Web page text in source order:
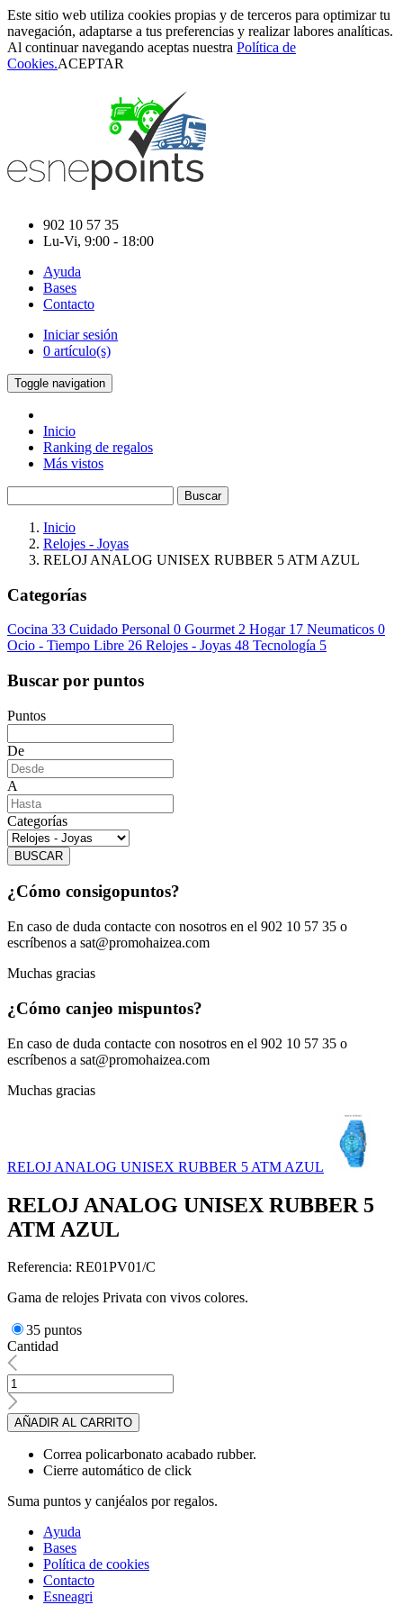
Este sitio web utiliza cookies propias y de terceros para optimizar tu
navegación, adaptarse a tus preferencias y realizar labores analíticas.
Al continuar navegando aceptas nuestra Política de
Cookies.ACEPTAR
902 10 57 35
Lu-Vi, 9:00 - 18:00
Ayuda
Bases
Contacto
Iniciar sesión
0 artículo(s)
Toggle navigation
Inicio
Ranking de regalos
Más vistos
Buscar
Inicio
Relojes - Joyas
RELOJ ANALOG UNISEX RUBBER 5 ATM AZUL
Categorías
Cocina 33 Cuidado Personal 0 Gourmet 2 Hogar 17 Neumaticos 0
Ocio - Tiempo Libre 26 Relojes - Joyas 48 Tecnología 5
Buscar por puntos
Puntos
De
A
Categorías
BUSCAR
¿Cómo consigopuntos?
En caso de duda contacte con nosotros en el 902 10 57 35 o
escríbenos a sat@promohaizea.com
Muchas gracias
¿Cómo canjeo mispuntos?
En caso de duda contacte con nosotros en el 902 10 57 35 o
escríbenos a sat@promohaizea.com
Muchas gracias
RELOJ ANALOG UNISEX RUBBER 5 ATM AZUL
RELOJ ANALOG UNISEX RUBBER 5
ATM AZUL
Referencia: RE01PV01/C
Gama de relojes Privata con vivos colores.
35 puntos
Cantidad
AÑADIR AL CARRITO
Correa policarbonato acabado rubber.
Cierre automático de click
Suma puntos y canjéalos por regalos.
Ayuda
Bases
Política de cookies
Contacto
Esneagri